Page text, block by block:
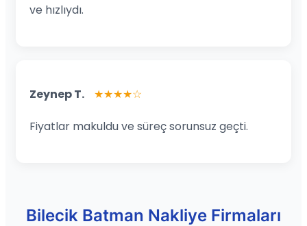
ve hızlıydı.
Zeynep T. ★★★★☆
Fiyatlar makuldu ve süreç sorunsuz geçti.
Bilecik Batman Nakliye Firmaları